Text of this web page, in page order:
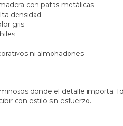
con patas metálicas
densidad
gris
ni almohadones
donde el detalle importa.
con estilo sin esfuerzo.